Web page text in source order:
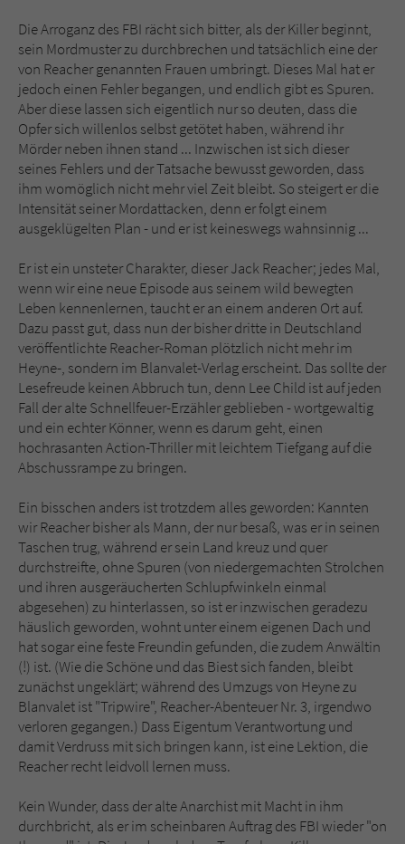
Die Arroganz des FBI rächt sich bitter, als der Killer beginnt,
sein Mordmuster zu durchbrechen und tatsächlich eine der
von Reacher genannten Frauen umbringt. Dieses Mal hat er
jedoch einen Fehler begangen, und endlich gibt es Spuren.
Aber diese lassen sich eigentlich nur so deuten, dass die
Opfer sich willenlos selbst getötet haben, während ihr
Mörder neben ihnen stand ... Inzwischen ist sich dieser
seines Fehlers und der Tatsache bewusst geworden, dass
ihm womöglich nicht mehr viel Zeit bleibt. So steigert er die
Intensität seiner Mordattacken, denn er folgt einem
ausgeklügelten Plan - und er ist keineswegs wahnsinnig ...
Er ist ein unsteter Charakter, dieser Jack Reacher; jedes Mal,
wenn wir eine neue Episode aus seinem wild bewegten
Leben kennenlernen, taucht er an einem anderen Ort auf.
Dazu passt gut, dass nun der bisher dritte in Deutschland
veröffentlichte Reacher-Roman plötzlich nicht mehr im
Heyne-, sondern im Blanvalet-Verlag erscheint. Das sollte der
Lesefreude keinen Abbruch tun, denn Lee Child ist auf jeden
Fall der alte Schnellfeuer-Erzähler geblieben - wortgewaltig
und ein echter Könner, wenn es darum geht, einen
hochrasanten Action-Thriller mit leichtem Tiefgang auf die
Abschussrampe zu bringen.
Ein bisschen anders ist trotzdem alles geworden: Kannten
wir Reacher bisher als Mann, der nur besaß, was er in seinen
Taschen trug, während er sein Land kreuz und quer
durchstreifte, ohne Spuren (von niedergemachten Strolchen
und ihren ausgeräucherten Schlupfwinkeln einmal
abgesehen) zu hinterlassen, so ist er inzwischen geradezu
häuslich geworden, wohnt unter einem eigenen Dach und
hat sogar eine feste Freundin gefunden, die zudem Anwältin
(!) ist. (Wie die Schöne und das Biest sich fanden, bleibt
zunächst ungeklärt; während des Umzugs von Heyne zu
Blanvalet ist "Tripwire", Reacher-Abenteuer Nr. 3, irgendwo
verloren gegangen.) Dass Eigentum Verantwortung und
damit Verdruss mit sich bringen kann, ist eine Lektion, die
Reacher recht leidvoll lernen muss.
Kein Wunder, dass der alte Anarchist mit Macht in ihm
durchbricht, als er im scheinbaren Auftrag des FBI wieder "on